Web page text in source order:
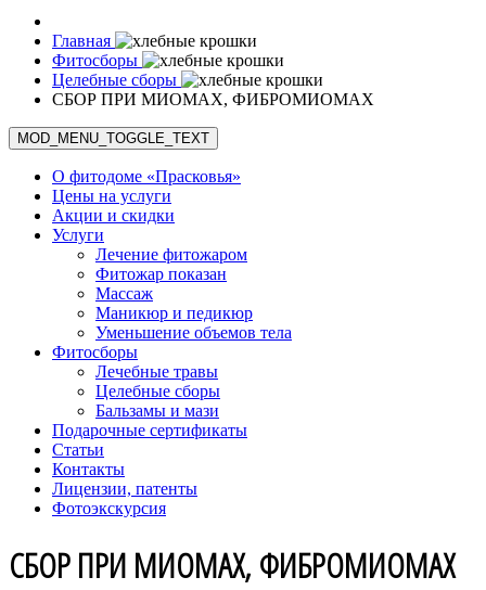
Главная
Фитосборы
Целебные сборы
СБОР ПРИ МИОМАХ, ФИБРОМИОМАХ
MOD_MENU_TOGGLE_TEXT
О фитодоме «Прасковья»
Цены на услуги
Акции и скидки
Услуги
Лечение фитожаром
Фитожар показан
Массаж
Маникюр и педикюр
Уменьшение объемов тела
Фитосборы
Лечебные травы
Целебные сборы
Бальзамы и мази
Подарочные сертификаты
Статьи
Контакты
Лицензии, патенты
Фотоэкскурсия
СБОР ПРИ МИОМАХ, ФИБРОМИОМАХ